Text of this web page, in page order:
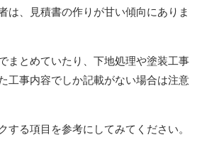
は、見積書の作りが甘い傾向にありま
まとめていたり、下地処理や塗装工事
工事内容でしか記載がない場合は注意
する項目を参考にしてみてください。